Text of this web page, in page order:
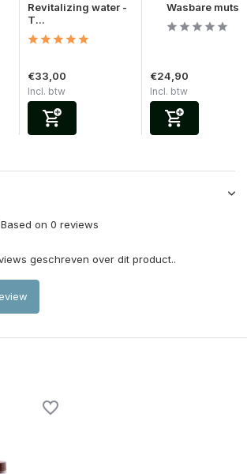
Revitalizing water -
T...
€33,00
Incl. btw
Wasbare muts
€24,90
Incl. btw
Based on 0 reviews
geschreven over dit product..